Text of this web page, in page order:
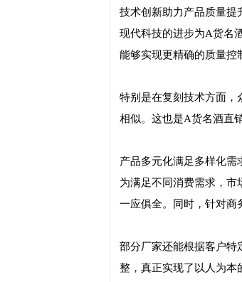
技术创新助力产品质量提
现代科技的进步为A货名
能够实现更精确的质量控
特别是在复刻技术方面，
相似。这也是A货名酒直
产品多元化满足多样化需
为满足不同消费需求，
一应俱全。同时，针对商
部分厂家还能根据客户特
整，真正实现了以人为本